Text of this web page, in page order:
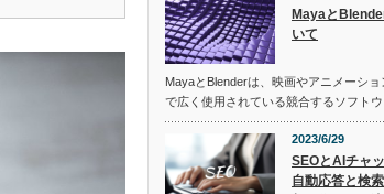
Mayaと
いて
MayaとBlenderは、映画やアニメーシ
で広く使用されている競合するソフト
2023/6/29
SEOとAIチャ
自動応答と検